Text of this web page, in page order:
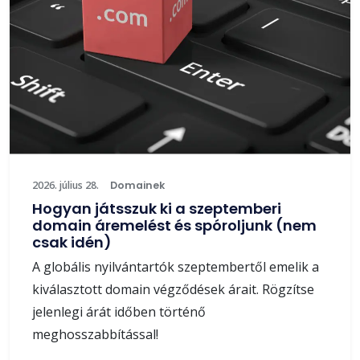
2026. július 28. Domainek
Hogyan játsszuk ki a szeptemberi
domain áremelést és spóroljunk (nem
csak idén)
A globális nyilvántartók szeptembertől emelik a
kiválasztott domain végződések árait. Rögzítse
jelenlegi árát időben történő
meghosszabbítással!